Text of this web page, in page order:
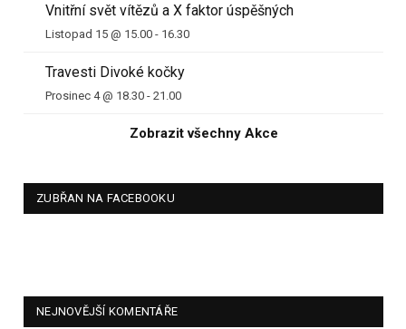
Vnitřní svět vítězů a X faktor úspěšných
Listopad 15 @ 15.00 - 16.30
Travesti Divoké kočky
Prosinec 4 @ 18.30 - 21.00
Zobrazit všechny Akce
ZUBŘAN NA FACEBOOKU
NEJNOVĚJŠÍ KOMENTÁŘE